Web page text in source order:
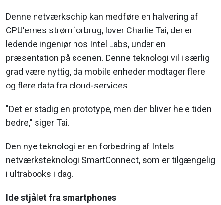
Denne netværkschip kan medføre en halvering af
CPU'ernes strømforbrug, lover Charlie Tai, der er
ledende ingeniør hos Intel Labs, under en
præsentation på scenen. Denne teknologi vil i særlig
grad være nyttig, da mobile enheder modtager flere
og flere data fra cloud-services.
"Det er stadig en prototype, men den bliver hele tiden
bedre," siger Tai.
Den nye teknologi er en forbedring af Intels
netværksteknologi SmartConnect, som er tilgængelig
i ultrabooks i dag.
Ide stjålet fra smartphones